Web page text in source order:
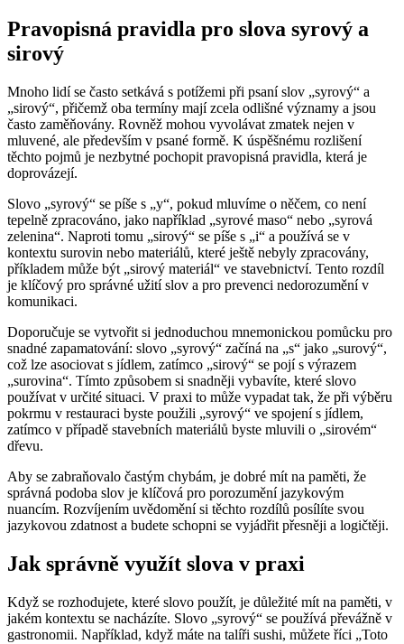
Pravopisná pravidla pro slova syrový a
sirový
Mnoho lidí se často setkává s potížemi při psaní slov „syrový“ a
„sirový“, přičemž oba termíny mají zcela odlišné významy a jsou
často zaměňovány. Rovněž mohou vyvolávat zmatek nejen v
mluvené, ale především v psané formě. K úspěšnému rozlišení
těchto pojmů je nezbytné pochopit pravopisná pravidla, která je
doprovázejí.
Slovo „syrový“ se píše s „y“, pokud mluvíme o něčem, co není
tepelně zpracováno, jako například „syrové maso“ nebo „syrová
zelenina“. Naproti tomu „sirový“ se píše s „i“ a používá se v
kontextu surovin nebo materiálů, které ještě nebyly zpracovány,
příkladem může být „sirový materiál“ ve stavebnictví. Tento rozdíl
je klíčový pro správné užití slov a pro prevenci nedorozumění v
komunikaci.
Doporučuje se vytvořit si jednoduchou mnemonickou pomůcku pro
snadné zapamatování: slovo „syrový“ začíná na „s“ jako „surový“,
což lze asociovat s jídlem, zatímco „sirový“ se pojí s výrazem
„surovina“. Tímto způsobem si snadněji vybavíte, které slovo
používat v určité situaci. V praxi to může vypadat tak, že při výběru
pokrmu v restauraci byste použili „syrový“ ve spojení s jídlem,
zatímco v případě stavebních materiálů byste mluvili o „sirovém“
dřevu.
Aby se zabraňovalo častým chybám, je dobré mít na paměti, že
správná podoba slov je klíčová pro porozumění jazykovým
nuancím. Rozvíjením uvědomění si těchto rozdílů posílíte svou
jazykovou zdatnost a budete schopni se vyjádřit přesněji a logičtěji.
Jak správně využít slova v praxi
Když se rozhodujete, které slovo použít, je důležité mít na paměti, v
jakém kontextu se nacházíte. Slovo „syrový“ se používá převážně v
gastronomii. Například, když máte na talíři sushi, můžete říci „Toto